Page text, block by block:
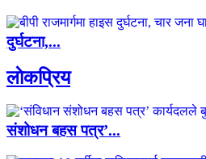
दुर्घटना,...
लाेकप्रिय
संशोधन बहस पत्र’...